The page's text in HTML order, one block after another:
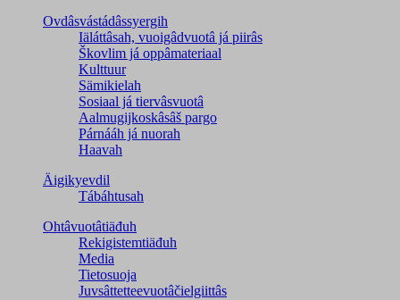
Ovdâsvástádâssyergih
Iäláttâsah, vuoigâdvuotâ já piirâs
Škovlim já oppâmateriaal
Kulttuur
Sämikielah
Sosiaal já tiervâsvuotâ
Aalmugijkoskâsâš pargo
Párnááh já nuorah
Haavah
Äigikyevdil
Tábáhtusah
Ohtâvuotâtiäđuh
Rekigistemtiäđuh
Media
Tietosuoja
Juvsâttetteevuotâčielgiittâs